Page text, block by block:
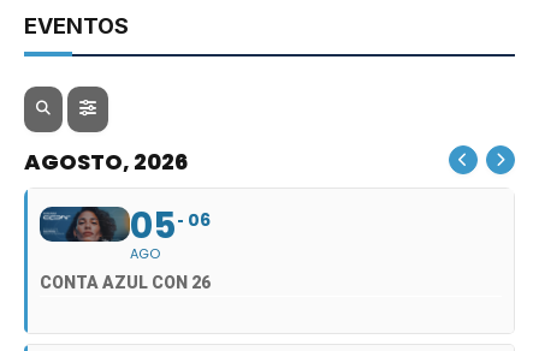
EVENTOS
AGOSTO, 2026
05
AGO
06
CONTA AZUL CON 26